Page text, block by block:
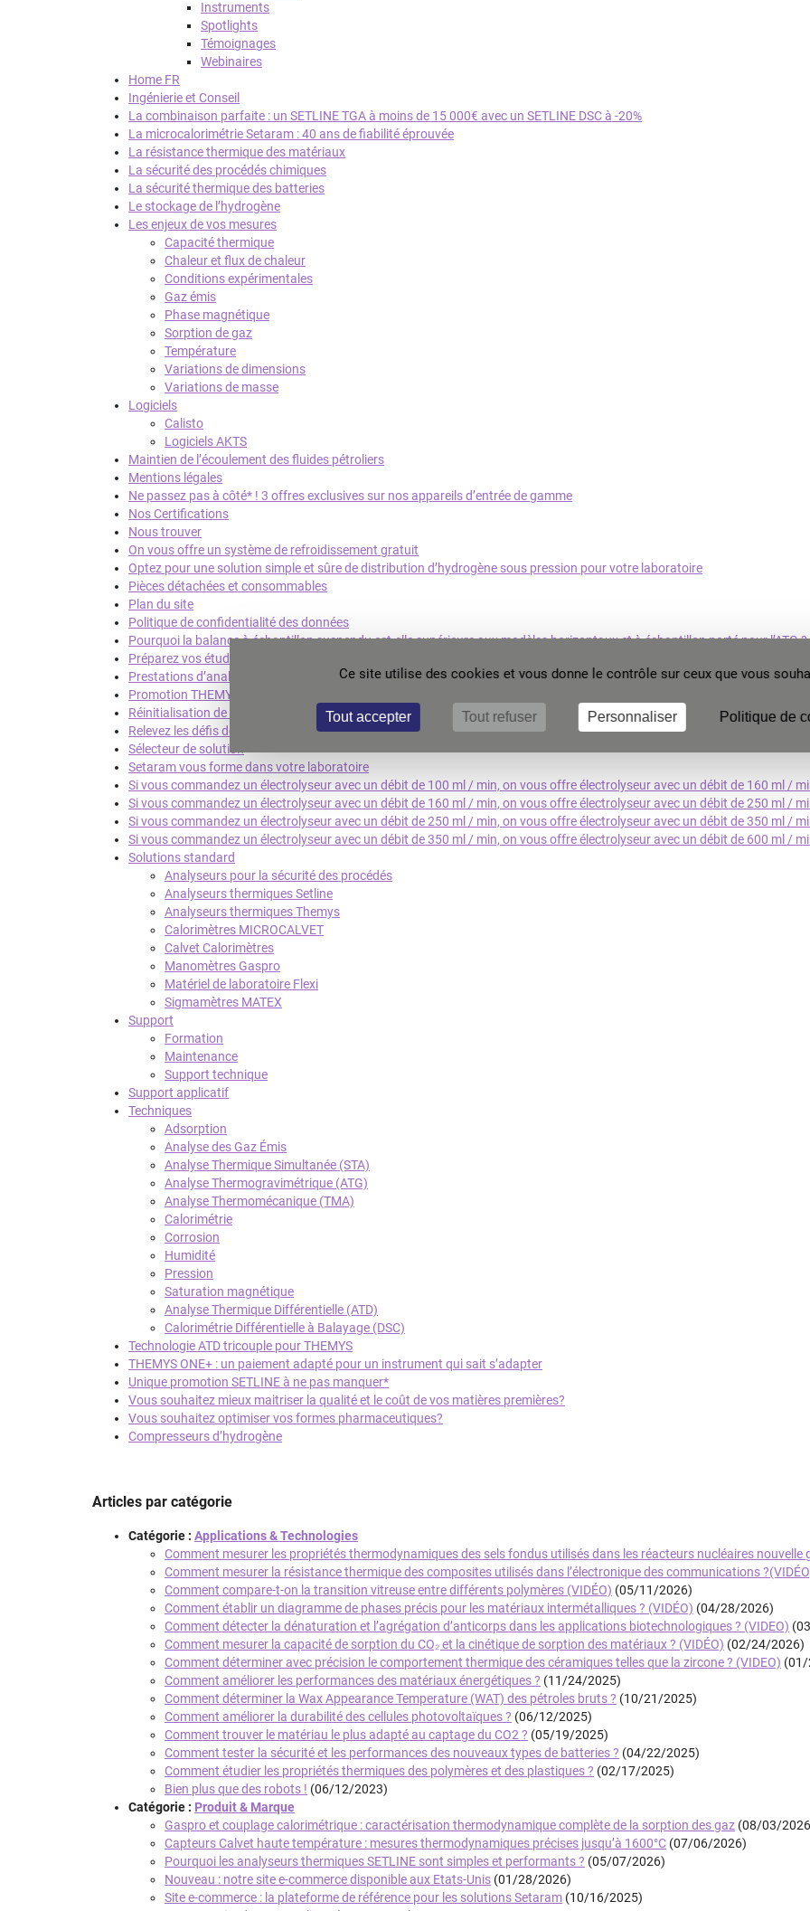
Instruments
Spotlights
Témoignages
Webinaires
Home FR
Ingénierie et Conseil
La combinaison parfaite : un SETLINE TGA à moins de 15 000€ avec un SETLINE DSC à -20%
La microcalorimétrie Setaram : 40 ans de fiabilité éprouvée
La résistance thermique des matériaux
La sécurité des procédés chimiques
La sécurité thermique des batteries
Le stockage de l’hydrogène
Les enjeux de vos mesures
Capacité thermique
Chaleur et flux de chaleur
Conditions expérimentales
Gaz émis
Phase magnétique
Sorption de gaz
Température
Variations de dimensions
Variations de masse
Logiciels
Calisto
Logiciels AKTS
Maintien de l’écoulement des fluides pétroliers
Mentions légales
Ne passez pas à côté* ! 3 offres exclusives sur nos appareils d’entrée de gamme
Nos Certifications
Nous trouver
On vous offre un système de refroidissement gratuit
Optez pour une solution simple et sûre de distribution d’hydrogène sous pression pour votre laboratoire
Pièces détachées et consommables
Plan du site
Politique de confidentialité des données
Pourquoi la balance à échantillon suspendu est-elle supérieure aux modèles horizontaux et à échantillon porté pour l’ATG ?
Préparez vos étudiants au monde du travail à l’aide de Setline
Prestations d’analyse
Promotion THEMYS ONE : Et si on vous offrait plus de mesures ?
Réinitialisation de votre mot de passe
Relevez les défis de développement de vos catalyseurs
Sélecteur de solution
Setaram vous forme dans votre laboratoire
Si vous commandez un électrolyseur avec un débit de 100 ml / min, on vous offre électrolyseur avec un débit de 160 ml /
Si vous commandez un électrolyseur avec un débit de 160 ml / min, on vous offre électrolyseur avec un débit de 250 ml /
Si vous commandez un électrolyseur avec un débit de 250 ml / min, on vous offre électrolyseur avec un débit de 350 ml /
Si vous commandez un électrolyseur avec un débit de 350 ml / min, on vous offre électrolyseur avec un débit de 600 ml /
Solutions standard
Analyseurs pour la sécurité des procédés
Analyseurs thermiques Setline
Analyseurs thermiques Themys
Calorimètres MICROCALVET
Calvet Calorimètres
Manomètres Gaspro
Matériel de laboratoire Flexi
Sigmamètres MATEX
Support
Formation
Maintenance
Support technique
Support applicatif
Techniques
Adsorption
Analyse des Gaz Émis
Analyse Thermique Simultanée (STA)
Analyse Thermogravimétrique (ATG)
Analyse Thermomécanique (TMA)
Calorimétrie
Corrosion
Humidité
Pression
Saturation magnétique
Analyse Thermique Différentielle (ATD)
Calorimétrie Différentielle à Balayage (DSC)
Technologie ATD tricouple pour THEMYS
THEMYS ONE+ : un paiement adapté pour un instrument qui sait s’adapter
Unique promotion SETLINE à ne pas manquer*
Vous souhaitez mieux maitriser la qualité et le coût de vos matières premières?
Vous souhaitez optimiser vos formes pharmaceutiques?
Compresseurs d’hydrogène
Articles par catégorie
Catégorie : Applications & Technologies
Comment mesurer les propriétés thermodynamiques des sels fondus utilisés dans les réacteurs nucléaires nouvelle
Comment mesurer la résistance thermique des composites utilisés dans l’électronique des communications
Comment compare-t-on la transition vitreuse entre différents polymères (VIDÉO) (05/11/2026)
Comment établir un diagramme de phases précis pour les matériaux intermétalliques ? (VIDÉO) (04/28/2026)
Comment détecter la dénaturation et l’agrégation d’anticorps dans les applications biotechnologiques ? (VIDEO)
Comment mesurer la capacité de sorption du CO₂ et la cinétique de sorption des matériaux ? (VIDÉO) (02/24/2026)
Comment déterminer avec précision le comportement thermique des céramiques telles que la zircone ? (VIDEO)
Comment améliorer les performances des matériaux énergétiques ? (11/24/2025)
Comment déterminer la Wax Appearance Temperature (WAT) des pétroles bruts ? (10/21/2025)
Comment améliorer la durabilité des cellules photovoltaïques ? (06/12/2025)
Comment trouver le matériau le plus adapté au captage du CO2 ? (05/19/2025)
Comment tester la sécurité et les performances des nouveaux types de batteries ? (04/22/2025)
Comment étudier les propriétés thermiques des polymères et des plastiques ? (02/17/2025)
Bien plus que des robots ! (06/12/2023)
Catégorie : Produit & Marque
Gaspro et couplage calorimétrique : caractérisation thermodynamique complète de la sorption des gaz (08/03/
Capteurs Calvet haute température : mesures thermodynamiques précises jusqu’à 1600°C (07/06/2026)
Pourquoi les analyseurs thermiques SETLINE sont simples et performants ? (05/07/2026)
Nouveau : notre site e-commerce disponible aux Etats-Unis (01/28/2026)
Site e-commerce : la plateforme de référence pour les solutions Setaram (10/16/2025)
Ce site utilise des cookies et vous donne le contrôle sur ceux que vous
Tout accepter Tout refuser Personnaliser Politique de